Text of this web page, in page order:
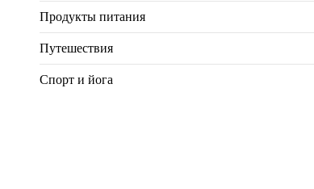
Продукты питания
Путешествия
Спорт и йога